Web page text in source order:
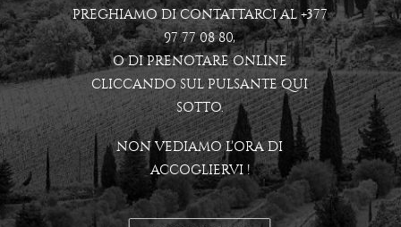
PREGHIAMO DI CONTATTARCI AL+377
97 77 08 80,
O DI PRENOTARE ONLINE
CLICCANDO SUL PULSANTE QUI
SOTTO.
NON VEDIAMO L’ORA DI
ACCOGLIERVI !